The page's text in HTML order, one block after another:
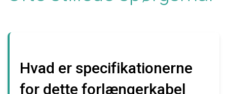
Hvad er specifikationerne
for dette forlængerkabel